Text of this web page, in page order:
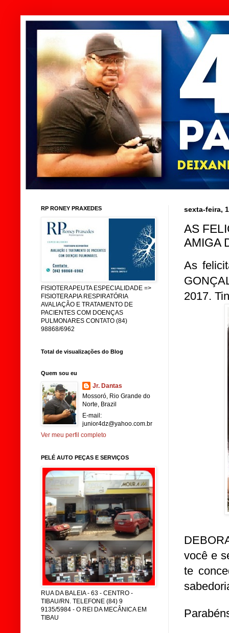
sexta-feira,
AS
AMIGA
As
2017.
você e
te
RP RONEY PRAXEDES
FISIOTERAPEUTA ESPECIALIDADE =>
FISIOTERAPIA RESPIRATÓRIA
AVALIAÇÃO E TRATAMENTO DE
PACIENTES COM DOENÇAS
PULMONARES CONTATO (84)
98868/6962
Total de visualizações do Blog
Quem sou eu
Jr. Dantas
Mossoró, Rio Grande do
Norte, Brazil
E-mail:
junior4dz@yahoo.com.br
Ver meu perfil completo
PELÉ AUTO PEÇAS E SERVIÇOS
RUA DA BALEIA - 63 - CENTRO -
TIBAU/RN. TELEFONE (84) 9
9135/5984 - O REI DA MECÂNICA EM
TIBAU